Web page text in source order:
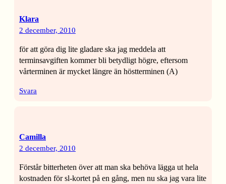
Klara
2 december, 2010
för att göra dig lite gladare ska jag meddela att
terminsavgiften kommer bli betydligt högre, eftersom
vårterminen är mycket längre än höstterminen (A)
Svara
Camilla
2 december, 2010
Förstår bitterheten över att man ska behöva lägga ut hela
kostnaden för sl-kortet på en gång, men nu ska jag vara lite